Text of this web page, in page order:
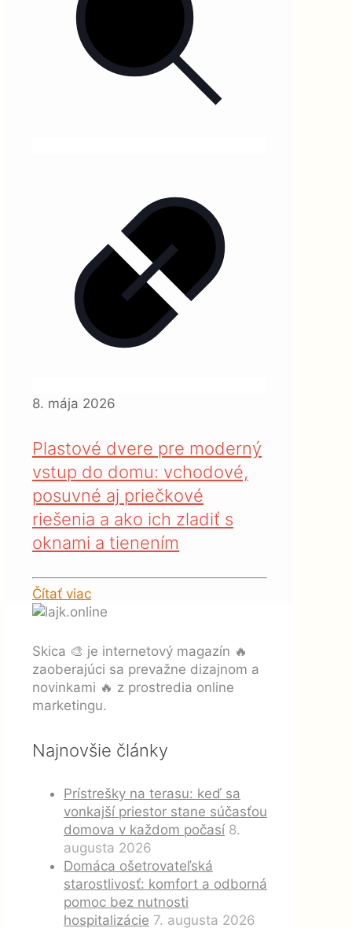
8. mája 2026
Plastové dvere pre moderný
vstup do domu: vchodové,
posuvné aj priečkové
riešenia a ako ich zladiť s
oknami a tienením
Čítať viac
Skica 🎨 je internetový magazín 🔥
zaoberajúci sa prevažne dizajnom a
novinkami 🔥 z prostredia online
marketingu.
Najnovšie články
Prístrešky na terasu: keď sa
vonkajší priestor stane súčasťou
domova v každom počasí 8.
augusta 2026
Domáca ošetrovateľská
starostlivosť: komfort a odborná
pomoc bez nutnosti
hospitalizácie 7. augusta 2026